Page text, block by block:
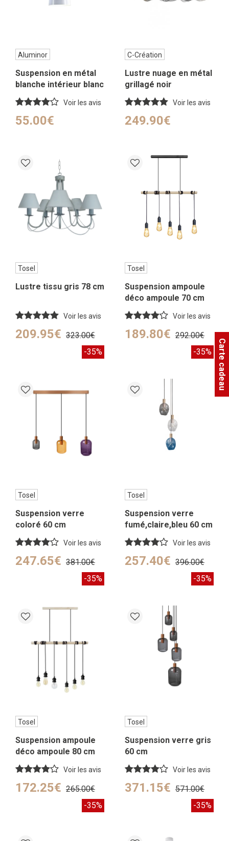
Aluminor
Suspension en métal
blanche intérieur blanc
Voir les avis
55.00€
C-Création
Lustre nuage en métal
grillagé noir
Voir les avis
249.90€
Tosel
Lustre tissu gris 78 cm
Voir les avis
209.95€ 323.00€
-35%
Tosel
Suspension ampoule
déco ampoule 70 cm
Voir les avis
189.80€ 292.00€
-35%
Tosel
Suspension verre
coloré 60 cm
Voir les avis
247.65€ 381.00€
-35%
Tosel
Suspension verre
fumé,claire,bleu 60 cm
Voir les avis
257.40€ 396.00€
-35%
Tosel
Suspension ampoule
déco ampoule 80 cm
Voir les avis
172.25€ 265.00€
-35%
Tosel
Suspension verre gris
60 cm
Voir les avis
371.15€ 571.00€
-35%
Carte cadeau